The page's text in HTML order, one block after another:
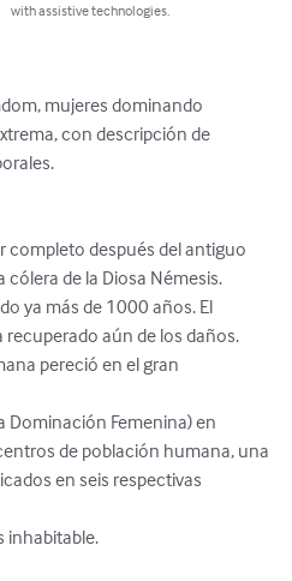
with assistive technologies.
mujeres dominando
con descripción de
completo después del antiguo
de la Diosa Némesis.
ya más de 1000 años. El
aún de los daños.
pereció en el gran
Dominación Femenina) en
de población humana, una
en seis respectivas
inhabitable.